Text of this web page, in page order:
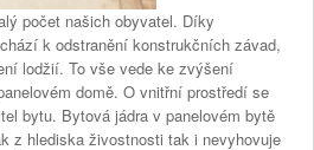
počet našich obyvatel. Díky
k odstranění konstrukčních závad,
lodžií. To vše vede ke zvýšení
domě. O vnitřní prostředí se
bytu. Bytová jádra v panelovém bytě
z hlediska živostnosti tak i nevyhovuje